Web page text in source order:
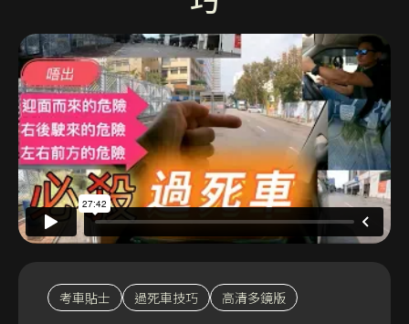
考車貼士 過死車技巧 高清多鏡版